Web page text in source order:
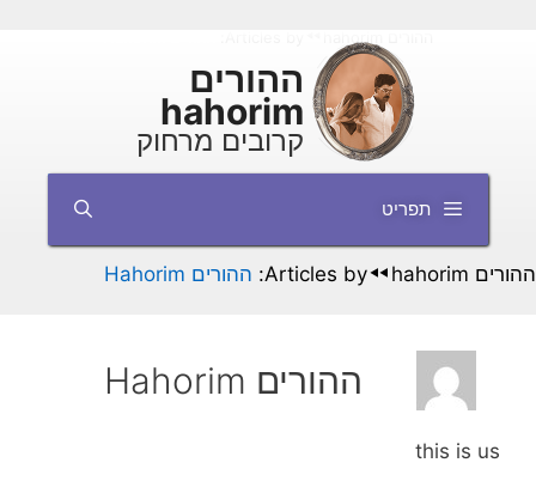
ההורים
hahorim
קרובים מרחוק
תפריט
ההורים hahorim ◄◄
Articles by: ההורים Hahorim
ההורים Hahorim
this is us